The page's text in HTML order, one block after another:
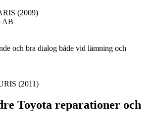
(2009)
AB
och bra dialog både vid lämning och
(2011)
Toyota reparationer och